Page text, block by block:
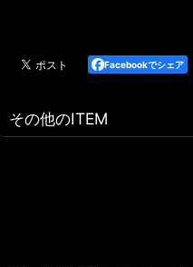
Facebookでシェア
その他のITEM